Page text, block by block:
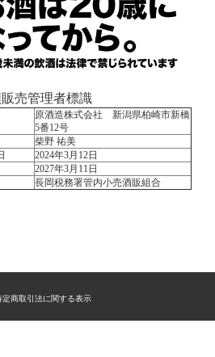
売管理者標識
原酒造株式会社 新潟県柏崎市新橋
5番12号
柴野 祐美
2024年3月12日
2027年3月11日
長岡税務署管内小売酒販組合
定商取引法に関する表示